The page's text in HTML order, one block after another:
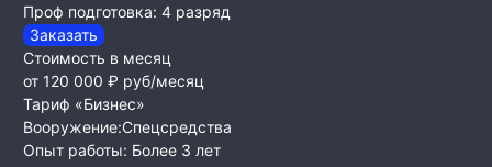
Проф подготовка: 4 разряд
Заказать
Стоимость в месяц
от 120 000 ₽ руб/месяц
Тариф «Бизнес»
Вооружение:Спецсредства
Опыт работы: Более 3 лет